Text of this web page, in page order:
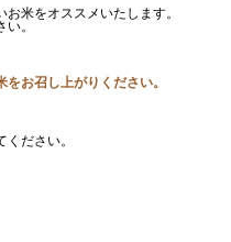
米をオススメいたします。
。
お召し上がりください。
ださい。